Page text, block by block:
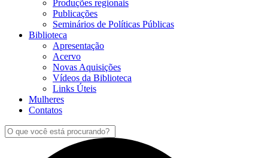
Produções regionais
Publicações
Seminários de Políticas Públicas
Biblioteca
Apresentação
Acervo
Novas Aquisições
Vídeos da Biblioteca
Links Úteis
Mulheres
Contatos